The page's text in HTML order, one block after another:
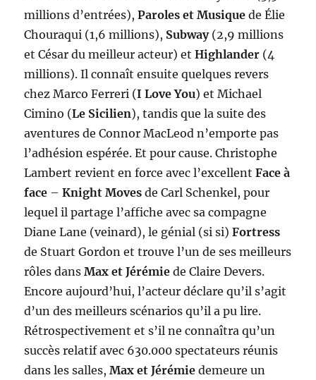
millions d’entrées),Paroles et Musique de Élie
Chouraqui (1,6 millions), Subway(2,9 millions
et César du meilleur acteur) etHighlander (4
millions). Il connaît ensuite quelques revers
chez Marco Ferreri (I Love You) et Michael
Cimino (Le Sicilien), tandis que la suite des
aventures de Connor MacLeod n’emporte pas
l’adhésion espérée. Et pour cause. Christophe
Lambert revient en force avec l’excellentFace à
face –Knight Movesde Carl Schenkel, pour
lequel il partage l’affiche avec sa compagne
Diane Lane (veinard), le génial (si si)Fortress
de Stuart Gordon et trouve l’un de ses meilleurs
rôles dansMax et Jérémiede Claire Devers.
Encore aujourd’hui, l’acteur déclare qu’il s’agit
d’un des meilleurs scénarios qu’il a pu lire.
Rétrospectivement et s’il ne connaîtra qu’un
succès relatif avec 630.000 spectateurs réunis
dans les salles, Max et Jérémie demeure un